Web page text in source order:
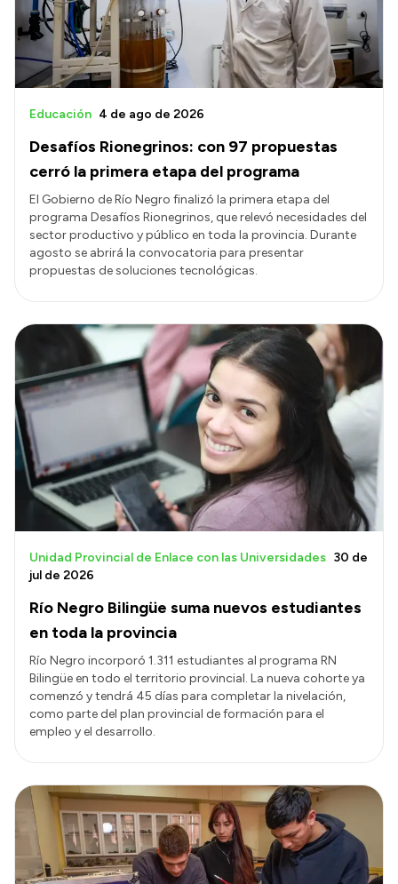
Desafíos Rionegrinos: con 97 propuestas
cerró la primera etapa del programa
Educación 4 de ago de 2026
El Gobierno de Río Negro finalizó la primera etapa del
programa Desafíos Rionegrinos, que relevó necesidades del
sector productivo y público en toda la provincia. Durante
agosto se abrirá la convocatoria para presentar
propuestas de soluciones tecnológicas.
Río Negro Bilingüe suma nuevos estudiantes
en toda la provincia
Unidad Provincial de Enlace con las Universidades 30 de
jul de 2026
Río Negro incorporó 1.311 estudiantes al programa RN
Bilingüe en todo el territorio provincial. La nueva cohorte ya
comenzó y tendrá 45 días para completar la nivelación,
como parte del plan provincial de formación para el
empleo y el desarrollo.